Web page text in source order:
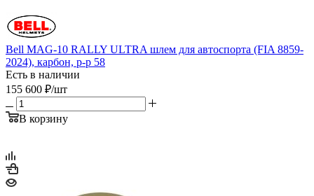
Bell MAG-10 RALLY ULTRA шлем для автоспорта (FIA 8859-
2024), карбон, р-р 58
Есть в наличии
155 600 ₽/шт
В корзину